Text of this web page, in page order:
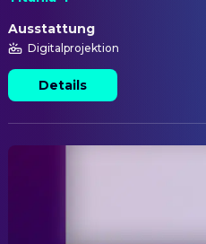
Ausstattung
Digitalprojektion
Details